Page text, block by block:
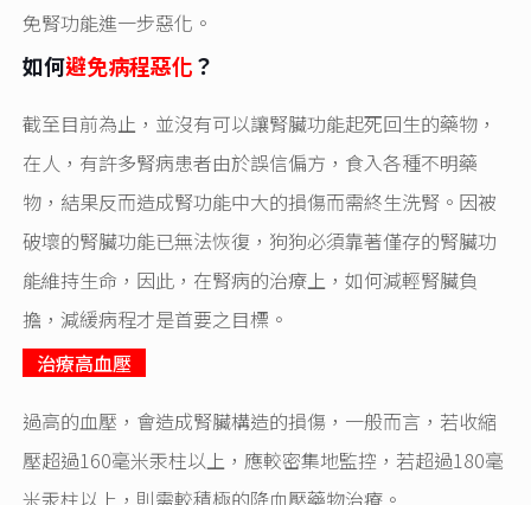
免腎功能進一步惡化。
如何避免病程惡化？
截至目前為止，並沒有可以讓腎臟功能起死回生的藥物，
在人，有許多腎病患者由於誤信偏方，食入各種不明藥
物，結果反而造成腎功能中大的損傷而需終生洗腎。因被
破壞的腎臟功能已無法恢復，狗狗必須靠著僅存的腎臟功
能維持生命，因此，在腎病的治療上，如何減輕腎臟負
擔，減緩病程才是首要之目標。
治療高血壓
過高的血壓，會造成腎臟構造的損傷，一般而言，若收縮
壓超過160毫米汞柱以上，應較密集地監控，若超過180毫
米汞柱以上，則需較積極的降血壓藥物治療。